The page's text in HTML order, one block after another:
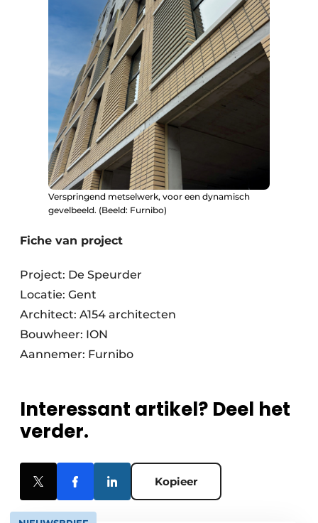
Verspringend metselwerk, voor een dynamisch
gevelbeeld. (Beeld: Furnibo)
Fiche van project
Project: De Speurder
Locatie: Gent
Architect: A154 architecten
Bouwheer: ION
Aannemer: Furnibo
Interessant artikel? Deel het
verder.
Kopieer